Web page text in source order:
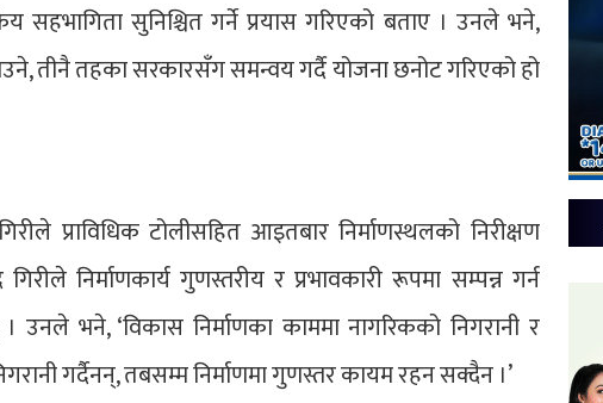
सहभागिता सुनिश्चित गर्ने प्रयास गरिएको बताए । उनले भने,
तीनै तहका सरकारसँग समन्वय गर्दै योजना छनोट गरिएको हो
प्राविधिक टोलीसहित आइतबार निर्माणस्थलको निरीक्षण
निर्माणकार्य गुणस्तरीय र प्रभावकारी रूपमा सम्पन्न गर्न
उनले भने, ‘विकास निर्माणका काममा नागरिकको निगरानी र
गर्दैनन्, तबसम्म निर्माणमा गुणस्तर कायम रहन सक्दैन ।’